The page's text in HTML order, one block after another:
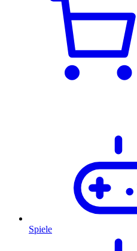
Spiele